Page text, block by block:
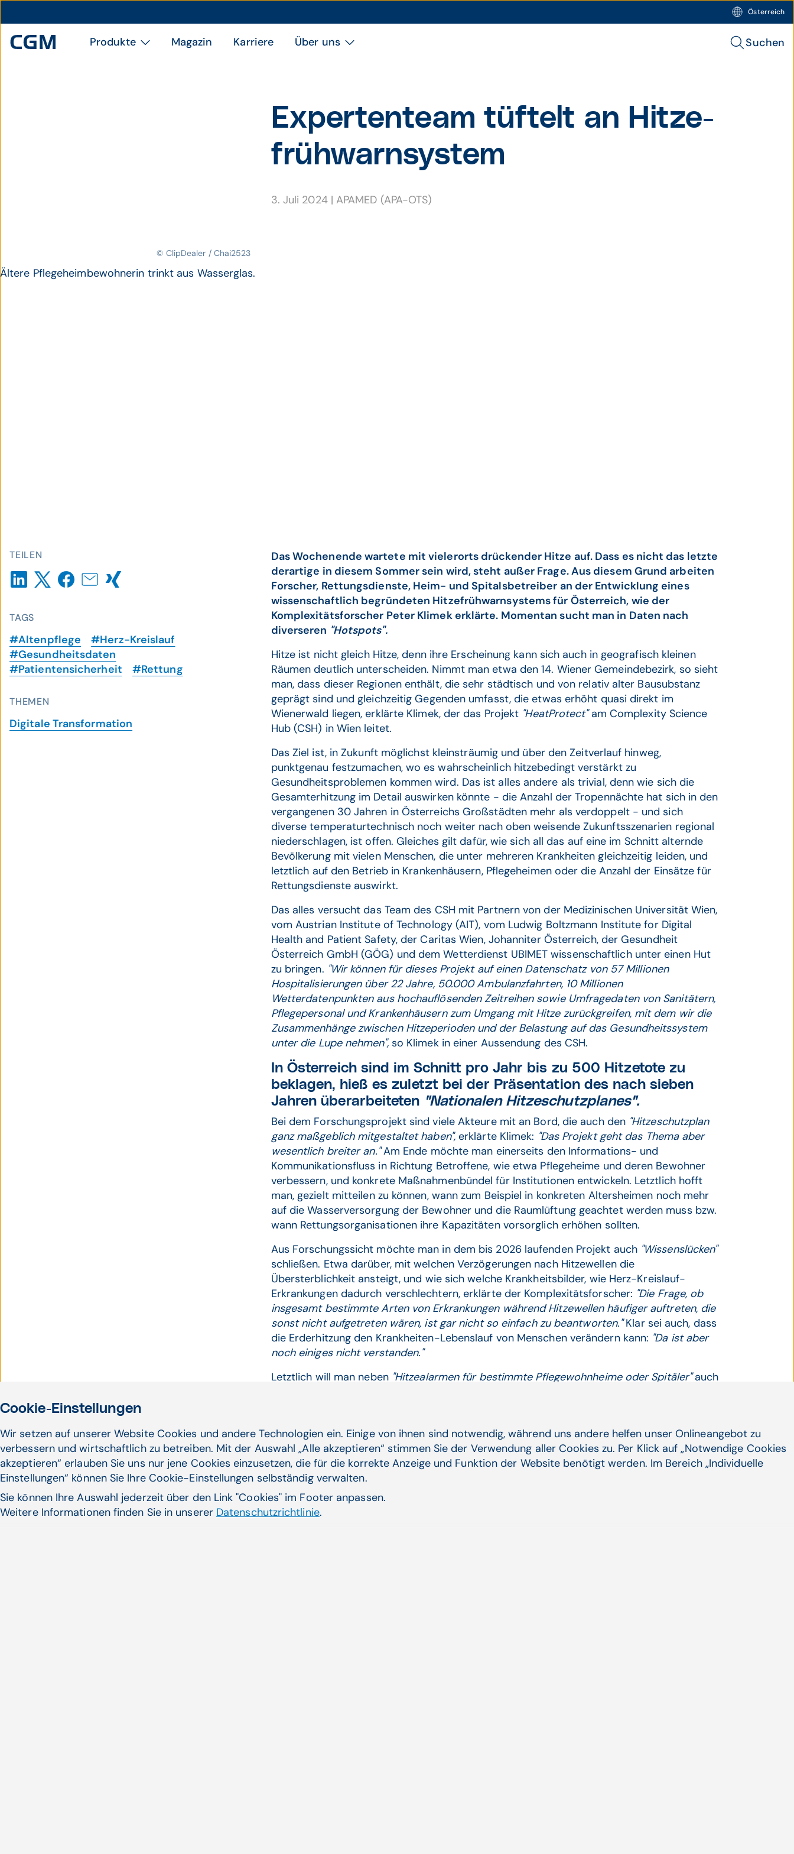
Österreich
Produkte Magazin Karriere Über uns Suchen
Experten­team tüftelt an Hitze­
früh­warn­system
3. Juli 2024 |APAMED (APA-OTS)
© ClipDealer / Chai2523
Ältere Pflegeheimbewohnerin trinkt aus Wasserglas.
TEILEN
TAGS
#Altenpflege
#Herz-Kreislauf
#Gesundheitsdaten
#Patientensicherheit
#Rettung
THEMEN
Digitale Transformation
Das Wochenende wartete mit vielerorts drückender Hitze auf. Dass es nicht das letzte
derartige in diesem Sommer sein wird, steht außer Frage. Aus diesem Grund arbeiten
Forscher, Rettungsdienste, Heim- und Spitalsbetreiber an der Entwicklung eines
wissenschaftlich begründeten Hitzefrühwarnsystems für Österreich, wie der
Komplexitätsforscher Peter Klimek erklärte. Momentan sucht man in Daten nach
diverseren "Hotspots".
Hitze ist nicht gleich Hitze, denn ihre Erscheinung kann sich auch in geografisch kleinen
Räumen deutlich unterscheiden. Nimmt man etwa den 14. Wiener Gemeindebezirk, so sieht
man, dass dieser Regionen enthält, die sehr städtisch und von relativ alter Bausubstanz
geprägt sind und gleichzeitig Gegenden umfasst, die etwas erhöht quasi direkt im
Wienerwald liegen, erklärte Klimek, der das Projekt "HeatProtect"am Complexity Science
Hub (CSH) in Wien leitet.
Das Ziel ist, in Zukunft möglichst kleinsträumig und über den Zeitverlauf hinweg,
punktgenau festzumachen, wo es wahrscheinlich hitzebedingt verstärkt zu
Gesundheitsproblemen kommen wird. Das ist alles andere als trivial, denn wie sich die
Gesamterhitzung im Detail auswirken könnte - die Anzahl der Tropennächte hat sich in den
vergangenen 30 Jahren in Österreichs Großstädten mehr als verdoppelt - und sich
diverse temperaturtechnisch noch weiter nach oben weisende Zukunftsszenarien regional
niederschlagen, ist offen. Gleiches gilt dafür, wie sich all das auf eine im Schnitt alternde
Bevölkerung mit vielen Menschen, die unter mehreren Krankheiten gleichzeitig leiden, und
letztlich auf den Betrieb in Krankenhäusern, Pflegeheimen oder die Anzahl der Einsätze für
Rettungsdienste auswirkt.
Das alles versucht das Team des CSH mit Partnern von der Medizinischen Universität Wien,
vom Austrian Institute of Technology (AIT), vom Ludwig Boltzmann Institute for Digital
Health and Patient Safety, der Caritas Wien, Johanniter Österreich, der Gesundheit
Österreich GmbH (GÖG) und dem Wetterdienst UBIMET wissenschaftlich unter einen Hut
zu bringen. "Wir können für dieses Projekt auf einen Datenschatz von 57 Millionen
Hospitalisierungen über 22 Jahre, 50.000 Ambulanzfahrten, 10 Millionen
Wetterdatenpunkten aus hochauflösenden Zeitreihen sowie Umfragedaten von Sanitätern,
Pflegepersonal und Krankenhäusern zum Umgang mit Hitze zurückgreifen, mit dem wir die
Zusammenhänge zwischen Hitzeperioden und der Belastung auf das Gesundheitssystem
unter die Lupe nehmen",so Klimek in einer Aussendung des CSH.
In Österreich sind im Schnitt pro Jahr bis zu 500 Hitzetote zu
beklagen, hieß es zuletzt bei der Präsentation des nach sieben
Jahren überarbeiteten "Nationalen Hitzeschutzplanes".
Bei dem Forschungsprojekt sind viele Akteure mit an Bord, die auch den "Hitzeschutzplan
ganz maßgeblich mitgestaltet haben", erklärte Klimek: "Das Projekt geht das Thema aber
wesentlich breiter an."Am Ende möchte man einerseits den Informations- und
Kommunikationsfluss in Richtung Betroffene, wie etwa Pflegeheime und deren Bewohner
verbessern, und konkrete Maßnahmenbündel für Institutionen entwickeln. Letztlich hofft
man, gezielt mitteilen zu können, wann zum Beispiel in konkreten Altersheimen noch mehr
auf die Wasserversorgung der Bewohner und die Raumlüftung geachtet werden muss bzw.
wann Rettungsorganisationen ihre Kapazitäten vorsorglich erhöhen sollten.
Aus Forschungssicht möchte man in dem bis 2026 laufenden Projekt auch "Wissenslücken"
schließen. Etwa darüber, mit welchen Verzögerungen nach Hitzewellen die
Übersterblichkeit ansteigt, und wie sich welche Krankheitsbilder, wie Herz-Kreislauf-
Erkrankungen dadurch verschlechtern, erklärte der Komplexitätsforscher: "Die Frage, ob
insgesamt bestimmte Arten von Erkrankungen während Hitzewellen häufiger auftreten, die
sonst nicht aufgetreten wären, ist gar nicht so einfach zu beantworten."Klar sei auch, dass
die Erderhitzung den Krankheiten-Lebenslauf von Menschen verändern kann: "Da ist aber
noch einiges nicht verstanden."
Letztlich will man neben "Hitzealarmen für bestimmte Pflegewohnheime oder Spitäler"auch
Tage Hitzestaus entschärft werden sollten. Ein wichtiger Faktor auf"Grätzel-Niveau"ist
auch der Baubestand, der sich teils über Wochen nach dem Höhepunkt von Hitzeepisoden
noch massiv aufgeheizt präsentieren kann.
Cookie-Einstellungen
Wir setzen auf unserer Website Cookies und andere Technologien ein. Einige von ihnen sind notwendig, während uns andere helfen unser Onlineangebot zu
verbessern und wirtschaftlich zu betreiben. Mit der Auswahl „Alle akzeptieren“ stimmen Sie der Verwendung aller Cookies zu. Per Klick auf „Notwendige Cookies
akzeptieren“ erlauben Sie uns nur jene Cookies einzusetzen, die für die korrekte Anzeige und Funktion der Website benötigt werden. Im Bereich „Individuelle
Einstellungen“ können Sie Ihre Cookie-Einstellungen selbständig verwalten.
Sie können Ihre Auswahl jederzeit über den Link "Cookies" im Footer anpassen.
Weitere Informationen finden Sie in unserer Datenschutzrichtlinie.